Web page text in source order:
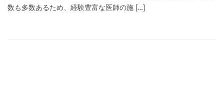
数も多数あるため、経験豊富な医師の施 […]